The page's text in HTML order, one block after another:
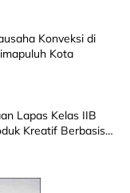
Konveksi di
Kota
Lapas Kelas IIB
Kreatif Berbasis